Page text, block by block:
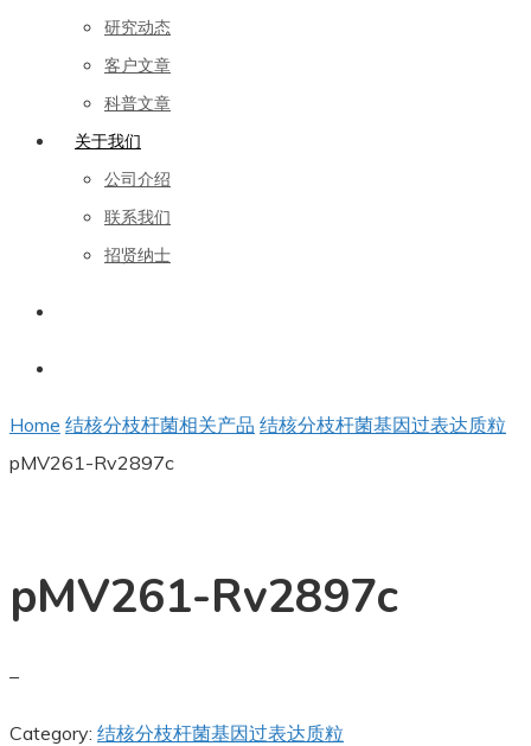
研究动态
客户文章
科普文章
关于我们
公司介绍
联系我们
招贤纳士
Home 结核分枝杆菌相关产品 结核分枝杆菌基因过表达质粒
pMV261-Rv2897c
pMV261-Rv2897c
–
Category: 结核分枝杆菌基因过表达质粒